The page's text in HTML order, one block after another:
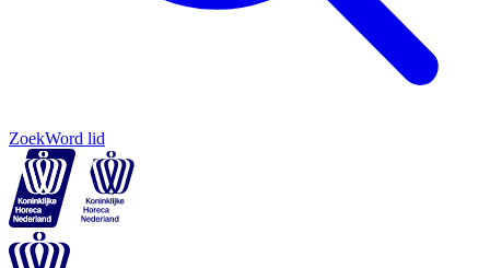
ZoekWord lid